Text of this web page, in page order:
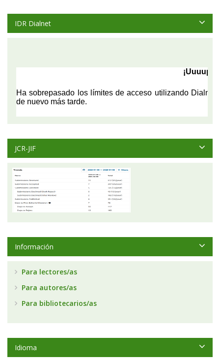
IDR Dialnet
JCR-JIF
Información
Para lectores/as
Para autores/as
Para bibliotecarios/as
Idioma